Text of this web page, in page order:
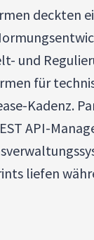
deckten
und
für
Kadenz.
API-
liefen